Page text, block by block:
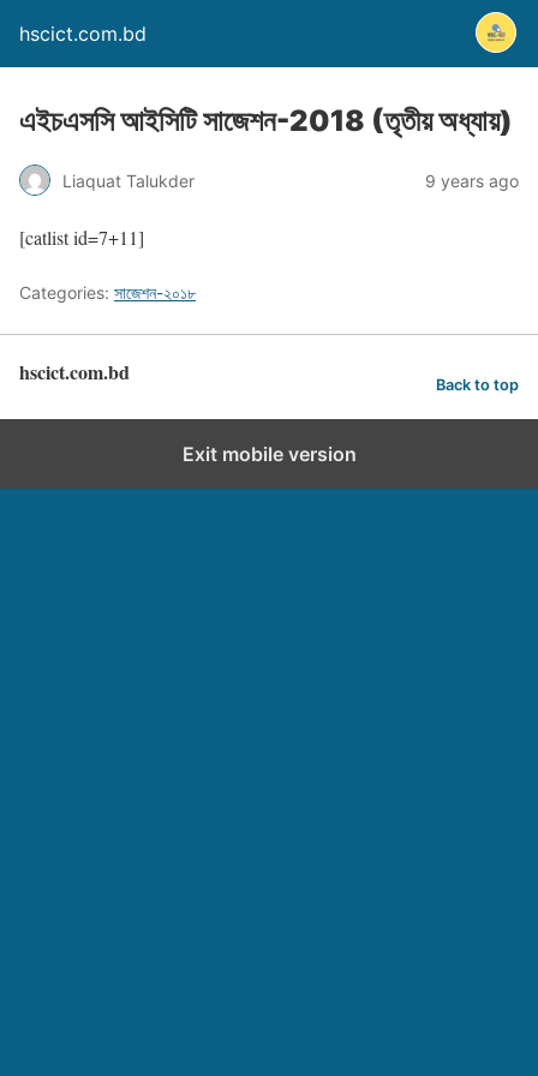
hscict.com.bd
এইচএসসি আইসিটি সাজেশন-2018 (তৃতীয় অধ্যায়)
Liaquat Talukder 9 years ago
[catlist id=7+11]
Categories: সাজেশন-২০১৮
hscict.com.bd Back to top
Exit mobile version